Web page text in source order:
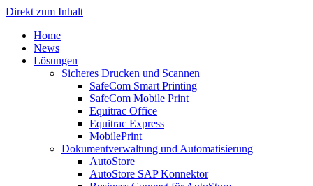
Direkt zum Inhalt
Home
News
Lösungen
Sicheres Drucken und Scannen
SafeCom Smart Printing
SafeCom Mobile Print
Equitrac Office
Equitrac Express
MobilePrint
Dokumentverwaltung und Automatisierung
AutoStore
AutoStore SAP Konnektor